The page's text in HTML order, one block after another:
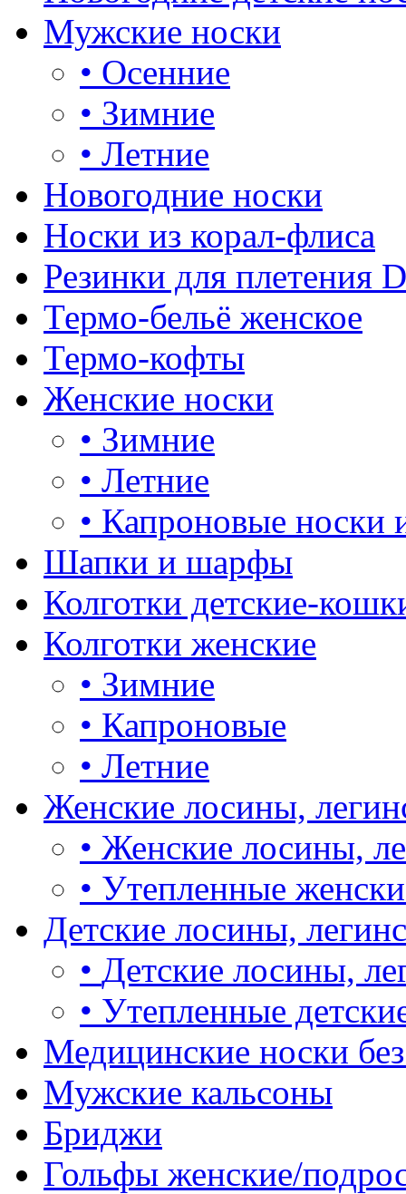
Мужские носки
• Осенние
• Зимние
• Летние
Новогодние носки
Носки из корал-флиса
Резинки для плетения
Термо-бельё женское
Термо-кофты
Женские носки
• Зимние
• Летние
• Капроновые носки
Шапки и шарфы
Колготки детские-
Колготки женские
• Зимние
• Капроновые
• Летние
Женские лосины,
• Женские лосины,
• Утепленные
Детские лосины,
• Детские лосины,
• Утепленные
Медицинские носки
Мужские кальсоны
Бриджи
Гольфы женские/